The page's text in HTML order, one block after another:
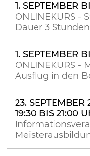
1. SEPTEMBER
ONLINEKURS -
Dauer 3 Stunden
1. SEPTEMBER
ONLINEKURS -
Ausflug in den
23. SEPTEMBER
19:30 BIS 21:00